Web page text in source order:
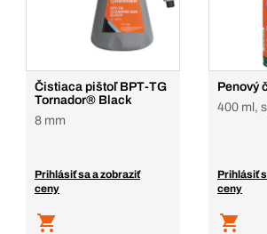
Čistiaca pištoľ BPT-TG
Tornador® Black
8 mm
Prihlásiť sa a zobraziť
ceny
Penový
400 ml,
Prihlásiť
ceny